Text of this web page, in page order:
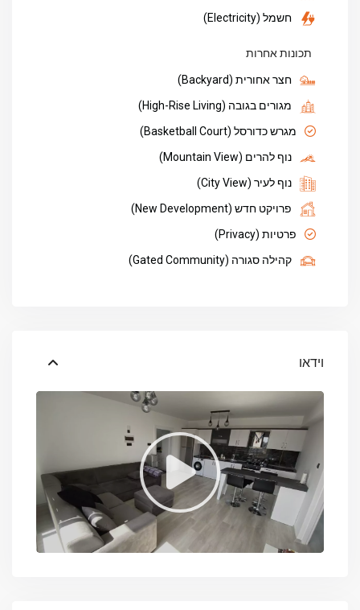
חשמל (Electricity)
תכונות אחרות
חצר אחורית (Backyard)
מגורים בגובה (High-Rise Living)
מגרש כדורסל (Basketball Court)
נוף להרים (Mountain View)
נוף לעיר (City View)
פרויקט חדש (New Development)
פרטיות (Privacy)
קהילה סגורה (Gated Community)
וידאו